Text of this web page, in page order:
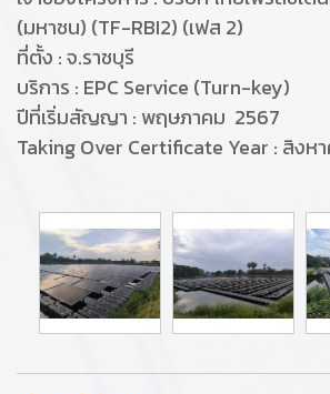
(มหาชน) (TF-RBI2) (เฟส 2)
ที่ตั้ง : จ.ราชบุรี
บริการ : EPC Service (Turn-key)
ปีที่เริ่มสัญญา : พฤษภาคม 2567
Taking Over Certificate Year : สิงห